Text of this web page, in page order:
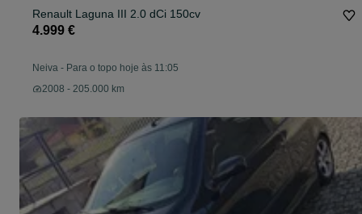
Renault Laguna III 2.0 dCi 150cv
4.999 €
Neiva - Para o topo hoje às 11:05
2008 - 205.000 km